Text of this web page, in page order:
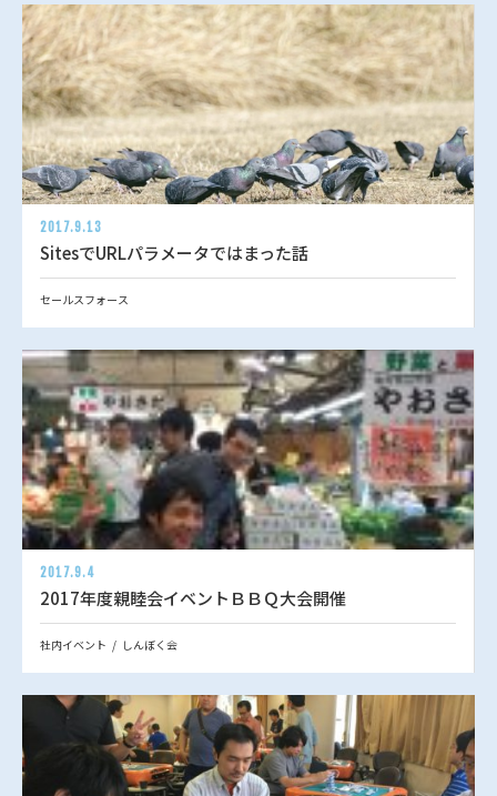
2017.9.13
SitesでURLパラメータではまった話
セールスフォース
2017.9.4
2017年度親睦会イベントＢＢＱ大会開催
社内イベント しんぼく会